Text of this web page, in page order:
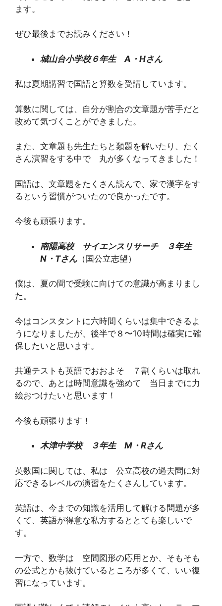
ます。
ぜひ最後までお読みください！
城山台小学校６年生 A・Hさん
私は夏期講習で国語と算数を受講しています。
算数に関しては、自分が割合の文章題が苦手だと
改めて気づくことができました。
また、文章題も先生たちと類題を解いたり、たく
さん演習をする中で 丸が多くなってきました！
国語は、文章題をたくさん読んで、家で漢字をす
るという習慣がついたので良かったです。
今後も頑張ります。
南陽高校 サイエンスリサーチ ３年生
N・Tさん （国公立志望）
僕は、夏の間で受験に向けての意識が高まりまし
た。
今はコンスタントに六時間くらいは集中できるよ
うになりましたが、後半で８〜10時間は確実に確
保したいと思います。
共通テストも英語でおおよそ ７割くらいは取れ
るので、あとは時間意識を強めて 当日までに力
絵おつけたいと思います！
今後も頑張ります！
木津中学校 ３年生 M・Rさん
英数国に関しては、私は 公立高校の過去問に対
応できるレベルの演習をたくさんしています。
英語は、今までの知識を活用して解ける問題が多
くて、英語が得意な私方するととても楽しいで
す。
一方で、数学は 空間図形の応用とか、そもそも
の公式とかも抜けているところが多くて、いい復
習になっています。